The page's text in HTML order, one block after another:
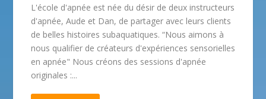
L'école d'apnée est née du désir de deux instructeurs
d'apnée, Aude et Dan, de partager avec leurs clients
de belles histoires subaquatiques. “Nous aimons à
nous qualifier de créateurs d'expériences sensorielles
en apnée" Nous créons des sessions d'apnée
originales :...